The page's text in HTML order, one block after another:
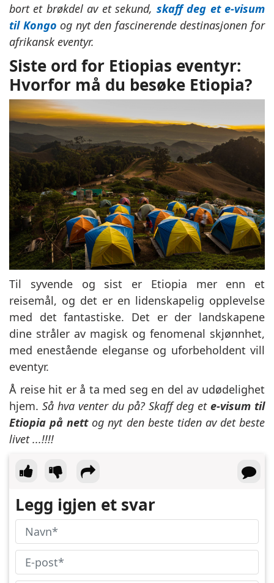
bort et brøkdel av et sekund, skaff deg et e-visum
til Kongo og nyt den fascinerende destinasjonen for
afrikansk eventyr.
Siste ord for Etiopias eventyr:
Hvorfor må du besøke Etiopia?
Til syvende og sist er Etiopia mer enn et
reisemål, og det er en lidenskapelig opplevelse
med det fantastiske. Det er der landskapene
dine stråler av magisk og fenomenal skjønnhet,
med enestående eleganse og uforbeholdent vill
eventyr.
Å reise hit er å ta med seg en del av udødelighet
hjem. Så hva venter du på? Skaff deg et e-visum til
Etiopia på nettog nyt den beste tiden av det beste
livet ...!!!!
Legg igjen et svar